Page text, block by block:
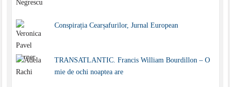
Conspirația Cearșafurilor, Jurnal European
TRANSATLANTIC. Francis William Bourdillon – O
mie de ochi noaptea are